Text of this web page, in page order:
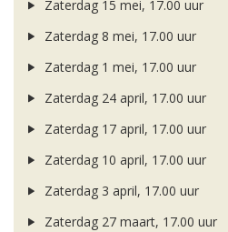
Zaterdag 15 mei, 17.00 uur
Zaterdag 8 mei, 17.00 uur
Zaterdag 1 mei, 17.00 uur
Zaterdag 24 april, 17.00 uur
Zaterdag 17 april, 17.00 uur
Zaterdag 10 april, 17.00 uur
Zaterdag 3 april, 17.00 uur
Zaterdag 27 maart, 17.00 uur